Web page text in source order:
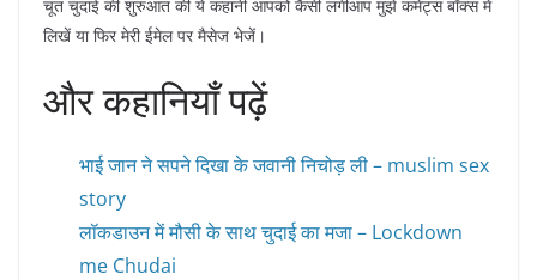
चूत चुदाई की शुरुआत की ये कहानी आपको कैसी लगीआप मुझे कमेंट्स बॉक्स में
लिखें या फिर मेरी ईमेल पर मैसेज भेजें।
और कहानियाँ पढ़ें
भाई जान ने सपने दिखा के जवानी निचोड़ ली – muslim sex
story
लॉकडाउन में मौसी के साथ चुदाई का मजा – Lockdown
me Chudai